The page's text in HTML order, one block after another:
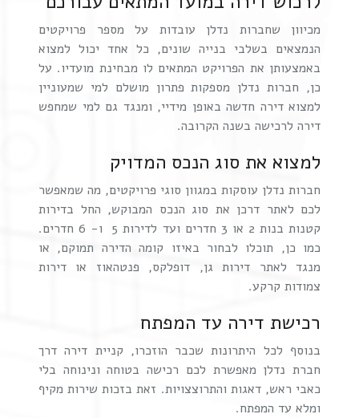
מכיוון שחברות נדלן עובדות על מספר פרויקטים
הנמצאים בשלבי בנייה שונים, כל אחד יכול למצוא
באמצעותן את הפרויקט המתאים לו מבחינת מועדיו. על
כן, חברות נדלן מספקות פתרון מושלם למי שמעוניין
למצוא דירה חדשה באופן מידיי, ומנגד גם למי שמחפש
דירה לרכישה בשנה הקרובה.
למצוא את סוג הנכס המדויק
חברות נדלן עוסקות במגוון סוגי פרויקטים, מה שמאפשר
לכם לאתר דרכן את סוג הנכס המבוקש, החל בדירות
קטנות בנות 2 או 3 חדרים ועד לדירות 5 ו- 6 חדרים.
כמו כן, תוכלו לבחור באיזו קומה הדירה תמוקם, או
מנגד לאתר דירות גן, דופלקס, פנטהאוז או דירות
צמודות קרקע.
רכישת דירה עד המפתח
בנוסף לכל היתרונות שכבר הוזכרו, קניית דירה דרך
חברת נדלן מאפשרת לכם רכישה בטוחה ונינוחה בלי
כאבי ראש, דאגות והתרוצצויות. זאת בזכות שירות מקיף
ומלא עד המפתח.